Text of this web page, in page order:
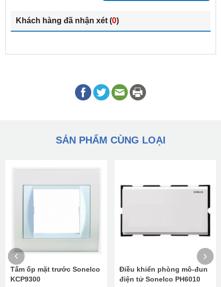
Khách hàng đã nhận xét (0)
SẢN PHẨM CÙNG LOẠI
Tấm ốp mặt trước Sonelco
KCP9300
Điều khiển phòng mô-đun
điện tử Sonelco PH6010